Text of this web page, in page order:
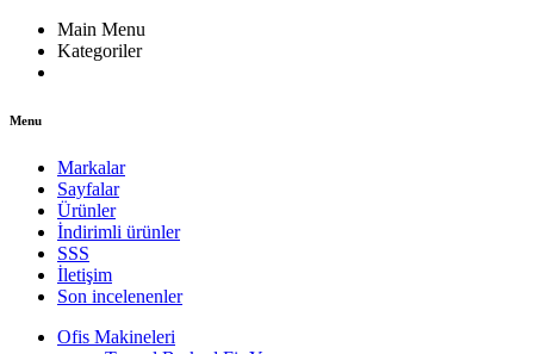
Main Menu
Kategoriler
Menu
Markalar
Sayfalar
Ürünler
İndirimli ürünler
SSS
İletişim
Son incelenenler
Ofis Makineleri